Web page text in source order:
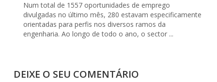
Num total de 1557 oportunidades de emprego
divulgadas no último mês, 280 estavam especificamente
orientadas para perfis nos diversos ramos da
engenharia. Ao longo de todo o ano, o sector ...
DEIXE O SEU COMENTÁRIO